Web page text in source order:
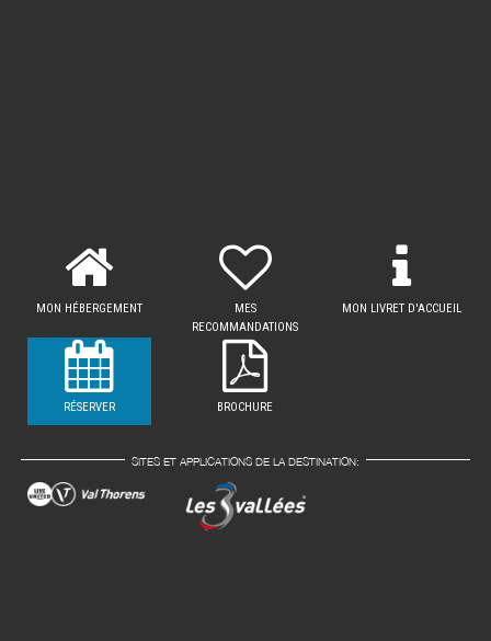
MON HÉBERGEMENT
MES
RECOMMANDATIONS
MON LIVRET D'ACCUEIL
RÉSERVER BROCHURE
SITES ET APPLICATIONS DE LA DESTINATION: